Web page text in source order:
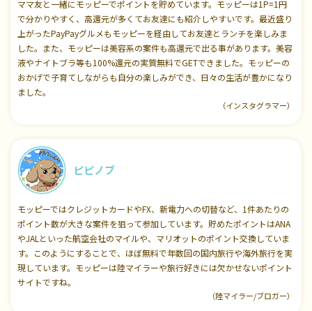
ママ友と一緒にモッピーでポイントを貯めています。モッピーは1P=1円
で分かりやすく、高還元が多くてお友達にも紹介しやすいです。最近盛り
上がったPayPayグルメもモッピーを経由してお友達とランチを楽しみま
した。また、モッピーは美容系の案件も高還元で出る事があります。美容
液やナイトブラ等も100%還元の実質無料でGETできました。モッピーの
おかげで子育てしながらも自分の楽しみができ、日々の生活が豊かになり
ました。
（インスタグラマー）
ピピノブ
モッピーではクレジットカードやFX、新電力への切替など、1件あたりの
ポイント数が大きな案件を狙って参加しています。貯めたポイントはANA
やJALといった航空会社のマイルや、マリオットのポイント交換していま
す。このようにすることで、ほぼ無料で年数回の国内旅行や海外旅行を実
現しています。モッピーは陸マイラーや旅行好きには欠かせないポイント
サイトですね。
（陸マイラー/ブロガー）